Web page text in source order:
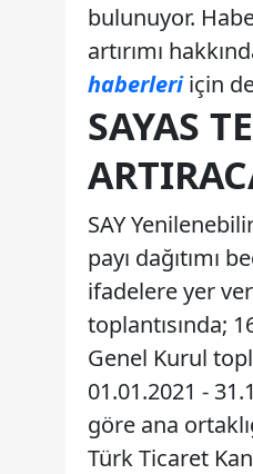
bulunuyor.
artırımı
haberleriiçin
SAYAS
SAY
payı dağıtımı
ifadelere yer
toplantısında;
Genel Kurul
01.01.2021 -
göre ana
Türk Ticaret